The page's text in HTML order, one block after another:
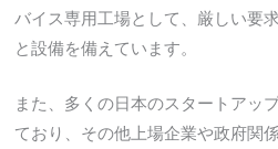
バイス専用工場として、厳しい要
と設備を備えています。
また、多くの日本のスタートアッ
ており、その他上場企業や政府関